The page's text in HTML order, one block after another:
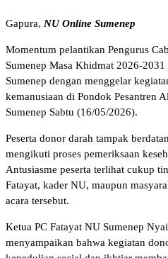
Gapura, NU Online Sumenep
Momentum pelantikan Pengurus
Sumenep Masa Khidmat 2026-
Sumenep dengan menggelar
kemanusiaan di Pondok Pesantren
Sumenep Sabtu (16/05/2026).
Peserta donor darah tampak
mengikuti proses pemeriksaan
Antusiasme peserta terlihat cukup
Fatayat, kader NU, maupun
acara tersebut.
Ketua PC Fatayat NU Sumenep
menyampaikan bahwa kegiatan